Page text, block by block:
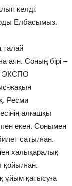
келді.
Елбасымыз.
талай
аян. Соның бірі –
ЭКСПО
жақын
Ресми
алғашқы
екен. Сонымен
сатылған.
халықаралық
ұйым қатысуға